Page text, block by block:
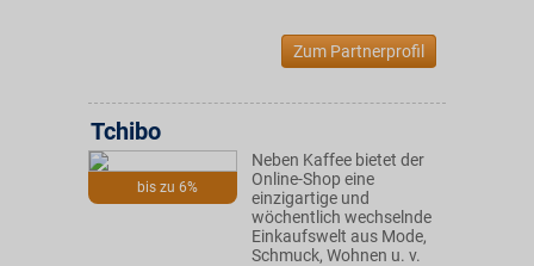
Zum Partnerprofil
bis zu 6%
Tchibo
Neben Kaffee bietet der
Online-Shop eine
einzigartige und
wöchentlich wechselnde
Einkaufswelt aus Mode,
Schmuck, Wohnen u. v.